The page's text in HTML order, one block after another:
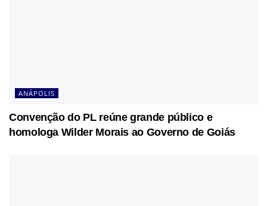
ANÁPOLIS
Convenção do PL reúne grande público e
homologa Wilder Morais ao Governo de Goiás